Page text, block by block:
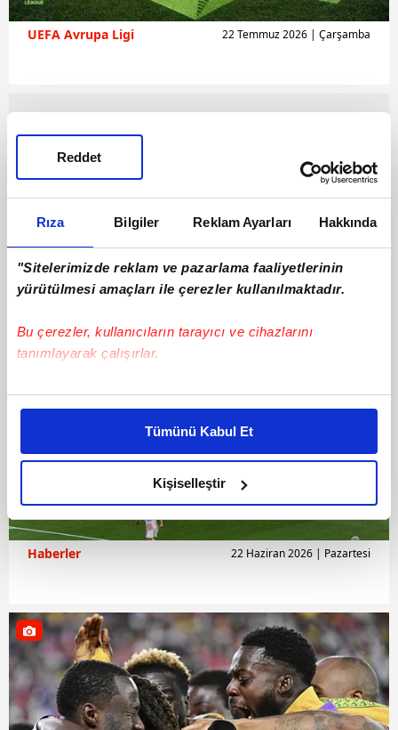
Rıza Bilgiler Reklam Ayarları Hakkında
"Sitelerimizde reklam ve pazarlama faaliyetlerinin
yürütülmesi amaçları ile çerezler kullanılmaktadır.
Bu çerezler, kullanıcıların tarayıcı ve cihazlarını
tanımlayarak çalışırlar.
Bu çerezlere izin vermeniz halinde sizlere özel
daha iyi reklam deneyimi yaşatabiliriz. Bunu yaparken
amacımızın size daha iyi bir reklam deneyimi sunmak
olduğunu ve sizlere en iyi içerikleri sunabilmek adına
elimizden gelen çabayı gösterdiğimizi ve bu noktada,
reklamların maliyetlerimizi karşılamak noktasında tek gelir
kalemimiz olduğunu sizlere hatırlatmak isteriz.
takdirde, kullanıcılara hedefli reklamlar
gösterilmeyecektir."
Sizlere daha iyi bir hizmet sunabilmek için İnternet
Sitemizde kendimize ve üçüncü kişilere ait çerezler
kullanılmaktadır. Bu çerezler vasıtasıyla çeşitli kişisel
Tümünü Kabul Et
Kişiselleştir
Reddet
UEFA Avrupa Ligi 22 Temmuz 2026 | Çarşamba
Haberler 22 Haziran 2026 | Pazartesi